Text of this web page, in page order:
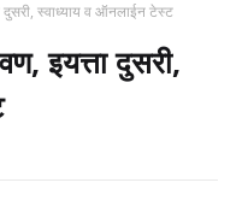
स्वाध्याय व ऑनलाईन टेस्ट
इयत्ता दुसरी,